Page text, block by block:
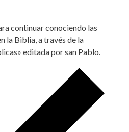
continuar conociendo las
la Biblia, a través de la
editada por san Pablo.